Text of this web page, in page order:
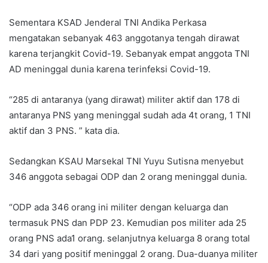
Sementara KSAD Jenderal TNI Andika Perkasa
mengatakan sebanyak 463 anggotanya tengah dirawat
karena terjangkit Covid-19. Sebanyak empat anggota TNI
AD meninggal dunia karena terinfeksi Covid-19.
“285 di antaranya (yang dirawat) militer aktif dan 178 di
antaranya PNS yang meninggal sudah ada 4t orang, 1 TNI
aktif dan 3 PNS. ” kata dia.
Sedangkan KSAU Marsekal TNI Yuyu Sutisna menyebut
346 anggota sebagai ODP dan 2 orang meninggal dunia.
“ODP ada 346 orang ini militer dengan keluarga dan
termasuk PNS dan PDP 23. Kemudian pos militer ada 25
orang PNS ada1 orang. selanjutnya keluarga 8 orang total
34 dari yang positif meninggal 2 orang. Dua-duanya militer